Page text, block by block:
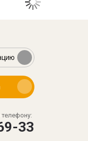
33